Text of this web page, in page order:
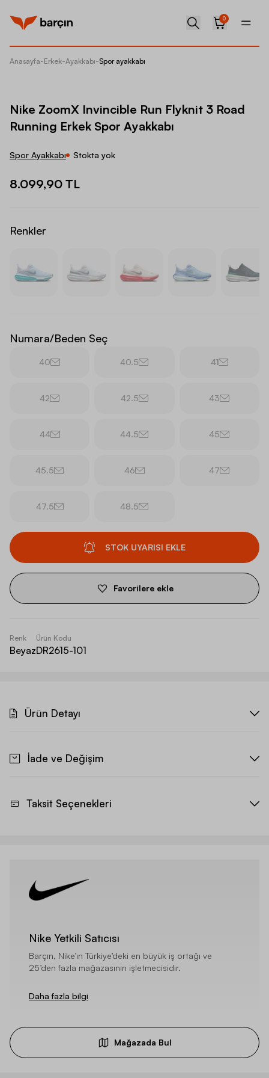
0
Anasayfa-Erkek-Ayakkabı-Spor ayakkabı
Nike ZoomX Invincible Run Flyknit 3 Road
Running Erkek Spor Ayakkabı
Spor Ayakkabı Stokta yok
8.099,90 TL
Renkler
Numara/Beden Seç
40 40.5 41
42 42.5 43
44 44.5 45
45.5 46 47
47.5 48.5
STOK UYARISI EKLE
Favorilere ekle
Renk
Beyaz
Ürün Kodu
DR2615-101
Ürün Detayı
İade ve Değişim
Taksit Seçenekleri
Nike Yetkili Satıcısı
Barçın, Nike’ın Türkiye’deki en büyük iş ortağı ve
25’den fazla mağazasının işletmecisidir.
Daha fazla bilgi
Mağazada Bul